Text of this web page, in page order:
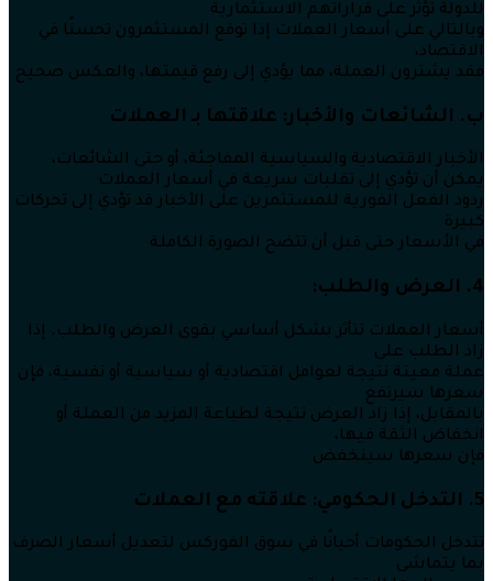
للدولة تؤثر على قراراتهم الاستثمارية
وبالتالي على أسعار العملات إذا توقع المستثمرون تحسنًا في
الاقتصاد،
فقد يشترون العملة، مما يؤدي إلى رفع قيمتها، والعكس صحيح
ب. الشائعات والأخبار: علاقتها بـ العملات
الأخبار الاقتصادية والسياسية المفاجئة، أو حتى الشائعات،
يمكن أن تؤدي إلى تقلبات سريعة في أسعار العملات
ردود الفعل الفورية للمستثمرين على الأخبار قد تؤدي إلى تحركات
كبيرة
في الأسعار حتى قبل أن تتضح الصورة الكاملة
4. العرض والطلب:
أسعار العملات تتأثر بشكل أساسي بقوى العرض والطلب. إذا
زاد الطلب على
عملة معينة نتيجة لعوامل اقتصادية أو سياسية أو نفسية، فإن
سعرها سيرتفع
بالمقابل، إذا زاد العرض نتيجة لطباعة المزيد من العملة أو
انخفاض الثقة فيها،
فإن سعرها سينخفض
5. التدخل الحكومي: علاقته مع العملات
تتدخل الحكومات أحيانًا في سوق الفوركس لتعديل أسعار الصرف
بما يتماشى